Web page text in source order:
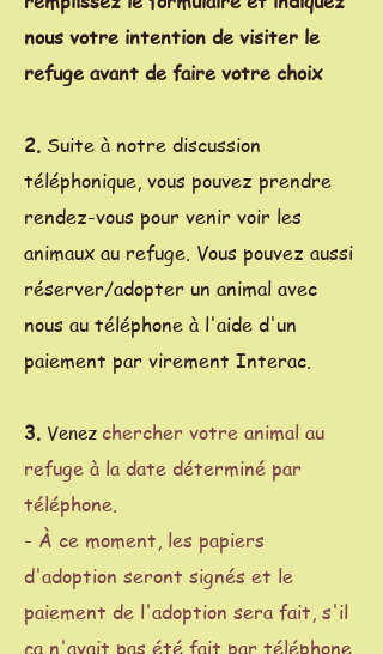
nous votre intention de visiter le
refuge avant de faire votre choix
2. Suite à notre discussion
téléphonique, vous pouvez prendre
rendez-vous pour venir voir les
animaux au refuge. Vous pouvez aussi
réserver/adopter un animal avec
nous au téléphone à l'aide d'un
paiement par virement Interac.
3. Venez chercher votre animal au
refuge à la date déterminé par
téléphone.
- À ce moment, les papiers
d'adoption seront signés et le
paiement de l'adoption sera fait, s'il
ça n'avait pas été fait par téléphone